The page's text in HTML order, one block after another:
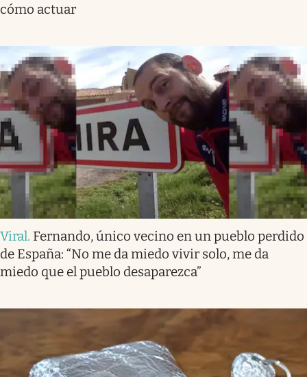
cómo actuar
Viral. Fernando, único vecino en un pueblo perdido
de España: “No me da miedo vivir solo, me da
miedo que el pueblo desaparezca”